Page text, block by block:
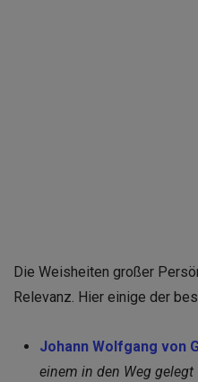
Die Weisheiten großer
Relevanz. Hier einige der
Johann Wolfgang von
einem in den Weg